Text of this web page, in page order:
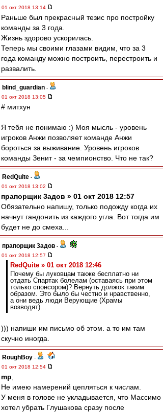
01 окт 2018 13:14
Раньше был прекрасный тезис про постройку
команды за 3 года.
Жизнь здорово ускорилась.
Теперь мы своими глазами видим, что за 3
года команду можно построить, перестроить и
развалить.
blind_guardian -
01 окт 2018 13:05
# митхун
Я тебя не понимаю :) Моя мысль - уровень
игроков Анжи позволяет команде Анжи
бороться за выживание. Уровень игроков
команды Зенит - за чемпионство. Что не так?
RedQuite -
01 окт 2018 13:02
прапорщик 3адoв » 01 окт 2018 12:57
Обязательно напишу, только подожду когда их
начнут гандонить из каждого угла. Вот тогда им
будет не до смеха...
прапорщик 3адoв -
01 окт 2018 12:57
RedQuite » 01 окт 2018 12:46
Почему бы луковцам также бесплатно ни
отдать Спартак болелам (оставаясь при этом
только спонсором)? Вернуть должок таким
образом. Это было бы честно и нравственно,
а они ведь люди Верующие (Храмы
возводят)...
))) напиши им письмо об этом. а то им там
скучно иногда.
RoughBoy -
01 окт 2018 12:54
mp
Не имею намерений цепляться к числам.
У меня в голове не укладывается, что Массимо
хотел убрать Глушакова сразу после